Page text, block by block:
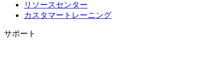
リソースセンター
カスタマートレーニング
サポート